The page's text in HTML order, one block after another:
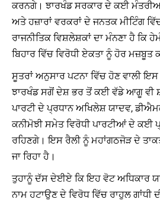
ਕਰਨਗੇ। ਝਾਰਖੰਡ ਸਰਕਾਰ ਦੇ ਕਈ
ਅਤੇ ਹਜ਼ਾਰਾਂ ਵਰਕਰਾਂ ਦੇ ਜਨਤਕ ਮੀਟਿੰਗ
ਰਾਜਨੀਤਿਕ ਵਿਸ਼ਲੇਸ਼ਕਾਂ ਦਾ ਮੰਨਣਾ ਹੈ ਕਿ
ਬਿਹਾਰ ਵਿੱਚ ਵਿਰੋਧੀ ਏਕਤਾ ਨੂੰ ਹੋਰ ਮਜ਼ਬੂਤ
ਸੂਤਰਾਂ ਅਨੁਸਾਰ ਪਟਨਾ ਵਿੱਚ ਹੋਣ ਵਾਲੀ ਇਸ
ਝਾਰਖੰਡ ਸਗੋਂ ਦੇਸ਼ ਭਰ ਤੋਂ ਕਈ ਵੱਡੇ ਆਗੂ ਵੀ
ਪਾਰਟੀ ਦੇ ਪ੍ਰਧਾਨ ਅਖਿਲੇਸ਼ ਯਾਦਵ,
ਕਨੀਮੋਝੀ ਸਮੇਤ ਵਿਰੋਧੀ ਪਾਰਟੀਆਂ ਦੇ ਕਈ
ਰਹਿਣਗੇ। ਇਸ ਰੈਲੀ ਨੂੰ ਮਹਾਂਗਠਜੋੜ ਦੇ
ਜਾ ਰਿਹਾ ਹੈ।
ਤੁਹਾਨੂੰ ਦੱਸ ਦੇਈਏ ਕਿ ਇਹ ਵੋਟ ਅਧਿਕਾਰ
ਨਾਮ ਹਟਾਉਣ ਦੇ ਵਿਰੋਧ ਵਿੱਚ ਰਾਹੁਲ ਗਾਂਧੀ